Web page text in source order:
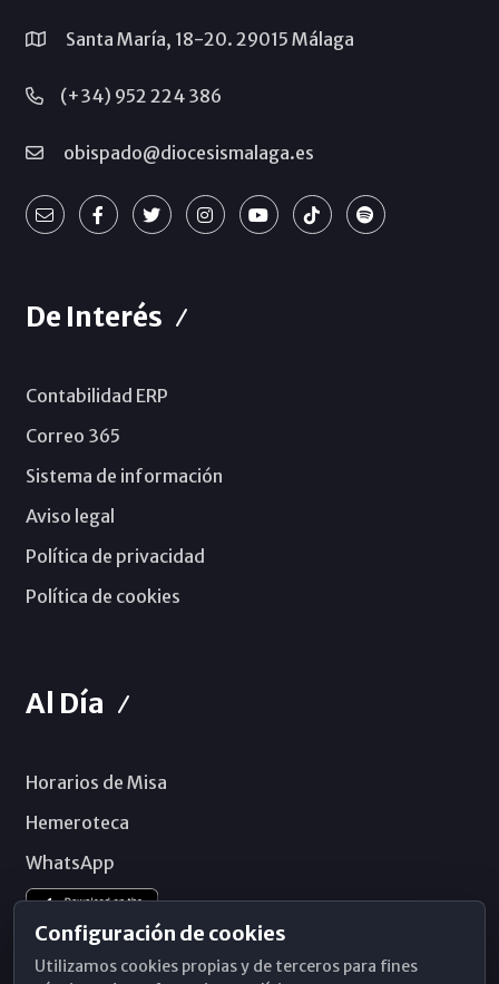
Santa María, 18-20. 29015 Málaga
(+34) 952 224 386
obispado@diocesismalaga.es
De Interés
Contabilidad ERP
Correo 365
Sistema de información
Aviso legal
Política de privacidad
Política de cookies
Al Día
Horarios de Misa
Hemeroteca
WhatsApp
Configuración de cookies
Utilizamos cookies propias y de terceros para fines